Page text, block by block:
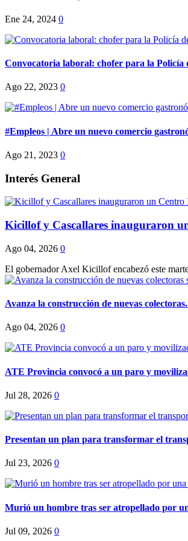
Ene 24, 2024 0
Convocatoria laboral: chofer para la Policía
Ago 22, 2023 0
#Empleos | Abre un nuevo comercio
Ago 21, 2023 0
Interés General
Kicillof y Cascallares inauguraron
Ago 04, 2026 0
El gobernador Axel Kicillof encabezó este
Avanza la construcción de nuevas
Ago 04, 2026 0
ATE Provincia convocó a un paro y
Jul 28, 2026 0
Presentan un plan para transformar el
Jul 23, 2026 0
Murió un hombre tras ser atropellado por
Jul 09, 2026 0